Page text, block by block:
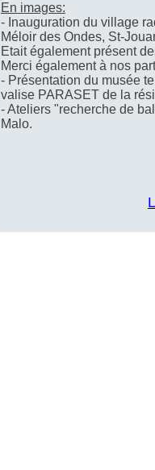
En images:
- Inauguration du village
Méloir des Ondes, St-
Etait également présent
Merci également à nos
- Présentation du musée
valise PARASET de la
- Ateliers "recherche de
Malo.